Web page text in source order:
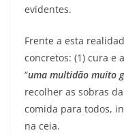
evidentes.
Frente a esta
concretos: (1) cura e
“uma multidão muito
recolher as sobras
comida para todos,
na ceia.